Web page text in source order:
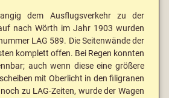
dem Ausflugsverkehr zu der
nach Wörth im Jahr 1903 wurden
LAG 589. Die Seitenwände der
komplett offen. Bei Regen konnten
auch wenn diese eine größere
mit Oberlicht in den filigranen
zu LAG-Zeiten, wurde der Wagen